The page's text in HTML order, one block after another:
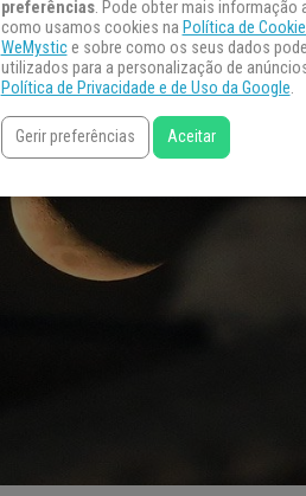
preferências. Pode obter mais informação
como usamos cookies na Política de
WeMystice sobre como os seus dados
utilizados para a personalização de
Política de Privacidade e de Uso da Google.
Gerir preferências Aceitar